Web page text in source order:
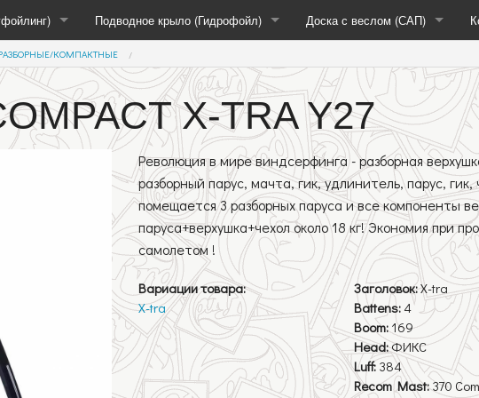
Мачты SDM
Подводное крыло (Гидрофойл)
Аксессуары
Подводное крыло (Гидрофойл) Виндсерфинг
Мультиспорт
Доска с веслом (САП)
Весла
Доски для САП (SUP)
Доски для САП-фойла
Паруса для САП
КОМПАКТНЫЕ
X-TRA Y27
Революция в мире виндсерфинга - разборная
разборный парус, мачта, гик, удлинитель, парус, гик,
помещается 3 разборных паруса и все компоненты
паруса+верхушка+чехол около 18 кг! Экономия при
самолетом !
Вариации товара:
X-tra
Заголовок:X-tra
Battens: 4
Boom:169
Head:ФИКС
Luff: 384
Recom Mast:370